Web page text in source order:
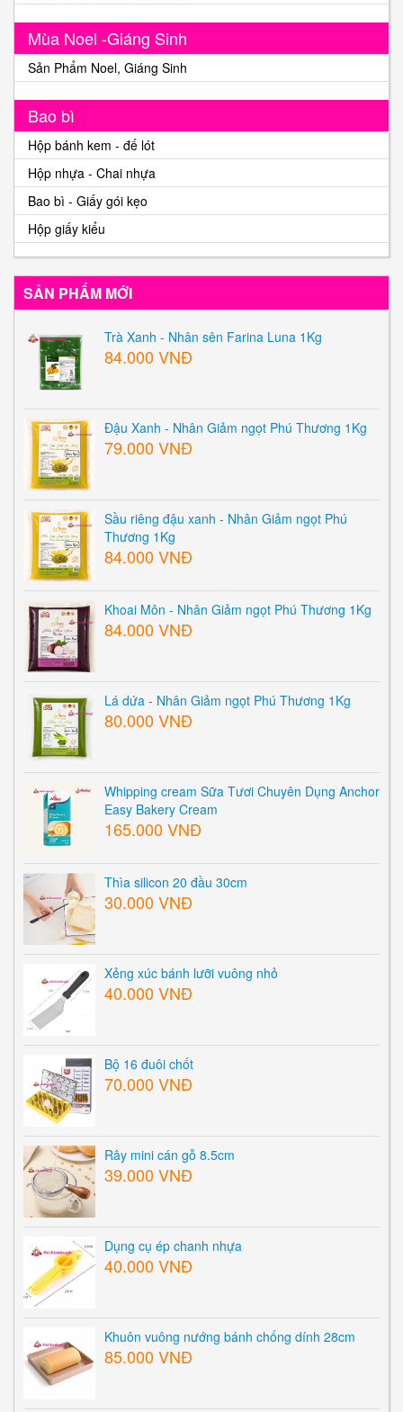
Mùa Noel -Giáng Sinh
Sản Phẩm Noel, Giáng Sinh
Bao bì
Hộp bánh kem - đế lót
Hộp nhựa - Chai nhựa
Bao bì - Giấy gói kẹo
Hộp giấy kiểu
SẢN PHẨM MỚI
Trà Xanh - Nhân sên Farina Luna 1Kg
84.000 VNĐ
Đậu Xanh - Nhân Giảm ngọt Phú Thương 1Kg
79.000 VNĐ
Sầu riêng đậu xanh - Nhân Giảm ngọt Phú
Thương 1Kg
84.000 VNĐ
Khoai Môn - Nhân Giảm ngọt Phú Thương 1Kg
84.000 VNĐ
Lá dứa - Nhân Giảm ngọt Phú Thương 1Kg
80.000 VNĐ
Whipping cream Sữa Tươi Chuyên Dụng Anchor
Easy Bakery Cream
165.000 VNĐ
Thìa silicon 20 đầu 30cm
30.000 VNĐ
Xẻng xúc bánh lưỡi vuông nhỏ
40.000 VNĐ
Bộ 16 đuôi chốt
70.000 VNĐ
Rây mini cán gỗ 8.5cm
39.000 VNĐ
Dụng cụ ép chanh nhựa
40.000 VNĐ
Khuôn vuông nướng bánh chống dính 28cm
85.000 VNĐ